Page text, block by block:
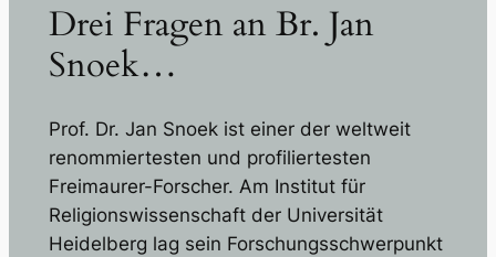
Drei Fragen an Br. Jan
Snoek…
Prof. Dr. Jan Snoek ist einer der weltweit
renommiertesten und profiliertesten
Freimaurer-Forscher. Am Institut für
Religionswissenschaft der Universität
Heidelberg lag sein Forschungsschwerpunkt